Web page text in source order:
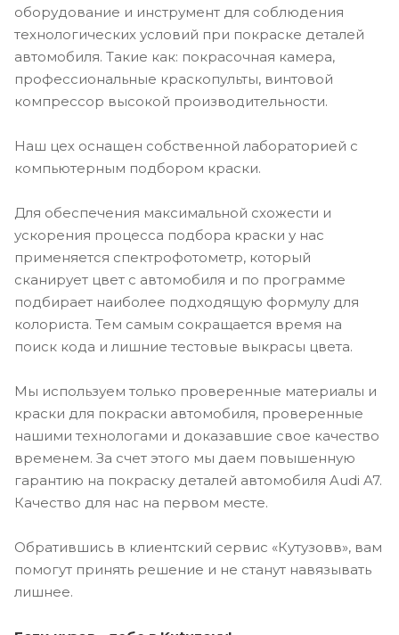
оборудование и инструмент для соблюдения
технологических условий при покраске деталей
автомобиля. Такие как: покрасочная камера,
профессиональные краскопульты, винтовой
компрессор высокой производительности.
Наш цех оснащен собственной лабораторией с
компьютерным подбором краски.
Для обеспечения максимальной схожести и
ускорения процесса подбора краски у нас
применяется спектрофотометр, который
сканирует цвет с автомобиля и по программе
подбирает наиболее подходящую формулу для
колориста. Тем самым сокращается время на
поиск кода и лишние тестовые выкрасы цвета.
Мы используем только проверенные материалы и
краски для покраски автомобиля, проверенные
нашими технологами и доказавшие свое качество
временем. За счет этого мы даем повышенную
гарантию на покраску деталей автомобиля Audi A7.
Качество для нас на первом месте.
Обратившись в клиентский сервис «Кутузовв», вам
помогут принять решение и не станут навязывать
лишнее.